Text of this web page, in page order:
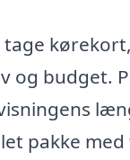
og budget.
pakke